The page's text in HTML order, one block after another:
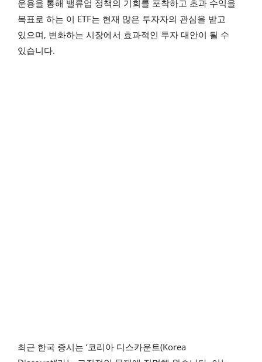
운용을 통해 밸류업 정책의 기회를 포착하고 초과 수익을
목표로 하는 이 ETF는 현재 많은 투자자의 관심을 받고
있으며, 변화하는 시장에서 효과적인 투자 대안이 될 수
있습니다.
최근 한국 증시는 ‘코리아 디스카운트(Korea